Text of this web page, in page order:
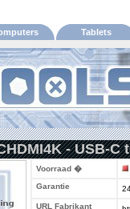
Tablets
- USB-C
Voorraad �
Garantie
URL Fabrikant